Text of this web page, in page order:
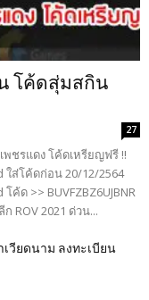
โค้ดสุ่มสกิน
27
ชรแดง โค้ดเหรียญฟรี !!
ใส่โค้ดก่อน 20/12/2564
ด >> BUVFZBZ6UJBNR
ROV 2021 ด่วน...
เวียดนาม ลงทะเบียน